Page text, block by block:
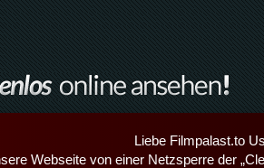
Liebe Filmpalast.to
Webseite von einer Netzsperre der